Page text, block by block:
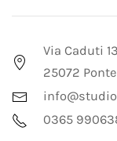
Via Caduti
25072
0365